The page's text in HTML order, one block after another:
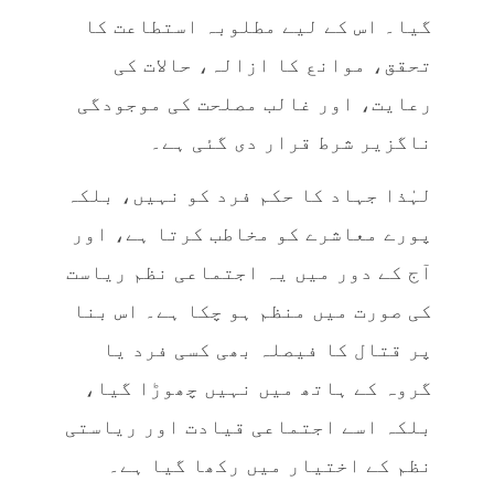
گیا۔ اس کے لیے مطلوبہ استطاعت کا
تحقق، موانع کا ازالہ، حالات کی
رعایت، اور غالب مصلحت کی موجودگی
ناگزیر شرط قرار دی گئی ہے۔
لہٰذا جہاد کا حکم فرد کو نہیں، بلکہ
پورے معاشرے کو مخاطب کرتا ہے، اور
آج کے دور میں یہ اجتماعی نظم ریاست
کی صورت میں منظم ہو چکا ہے۔ اس بنا
پر قتال کا فیصلہ بھی کسی فرد یا
گروہ کے ہاتھ میں نہیں چھوڑا گیا،
بلکہ اسے اجتماعی قیادت اور ریاستی
نظم کے اختیار میں رکھا گیا ہے۔